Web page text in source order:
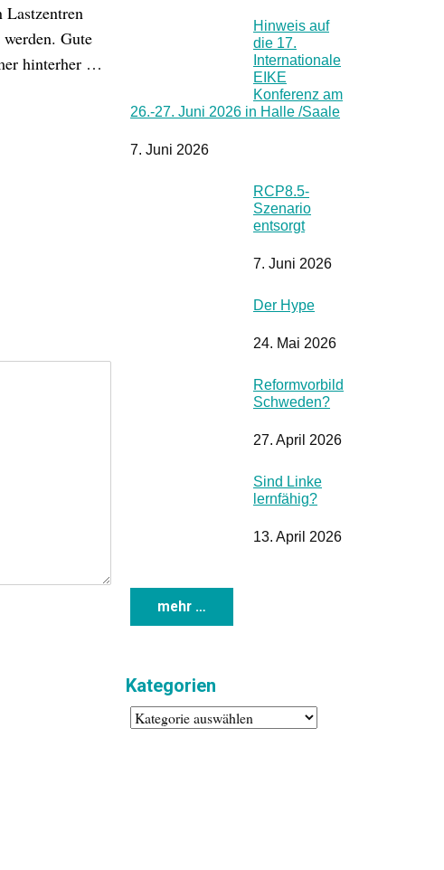
Lastzentren
Gute
hinterher …
Hinweis auf
die 17.
Internationale
EIKE
Konferenz am
26.-27. Juni 2026 in Halle /Saale
7. Juni 2026
RCP8.5-
Szenario
entsorgt
7. Juni 2026
Der Hype
24. Mai 2026
Reformvorbild
Schweden?
27. April 2026
Sind Linke
lernfähig?
13. April 2026
Kategorien
Kategorien